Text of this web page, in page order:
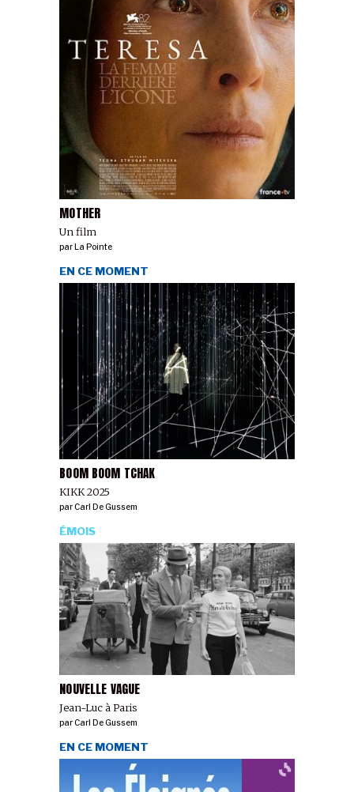
MOTHER
Un film
parLa Pointe
BOOM BOOM TCHAK
KIKK 2025
EN CE MOMENT
parCarl De Gussem
NOUVELLE VAGUE
Jean-Luc à Paris
ÉMOIS
parCarl De Gussem
EN CE MOMENT